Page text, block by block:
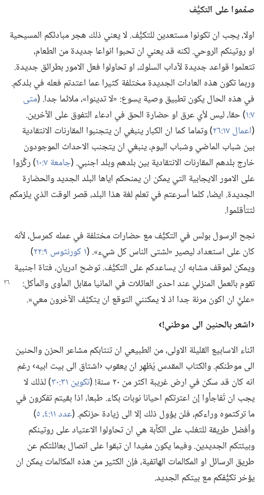
صمِّموا على التكيُّف
اولا،‏ يجب ان تكونوا مستعدين للتكيُّف.‏ لا يعني ذلك هجر مبادئكم المسيحية
او روتينكم الروحي.‏ لكنه قد يعني ان تحبوا انواعا جديدة من الطعام،‏
تتعلموا قواعد جديدة لآداب السلوك،‏ او تحاولوا فعل الامور بطرائق جديدة.‏
وربما تكون هذه العادات الجديدة مختلفة كثيرا عما اعتدتم فعله في بلدكم.‏
في هذه الحال يكون تطبيق وصية يسوع:‏ «لا تدينوا»،‏ ملائما جدا.‏ (‏متى
٧:‏١ ‏)‏ حقا،‏ ليس لأي عرق او حضارة الحق في ادعاء التفوق على الآخرين.‏
(‏اعمال ١٧:‏٢٦
‏)‏ وتماما كما ان الكبار ينبغي ان يتجنبوا المقارنات الانتقادية
بين شباب الماضي وشباب اليوم،‏ ينبغي ان يتجنب الاحداث الموجودون
خارج بلدهم المقارنات الانتقادية بين بلدهم وبلد اجنبي.‏ (‏جامعة ٧:‏١٠
‏)‏ ركِّزوا
على الامور الايجابية التي يمكن ان يمنحكم اياها البلد الجديد والحضارة
الجديدة.‏ ايضا،‏ كلما أسرعتم في تعلم لغة هذا البلد،‏ قصر الوقت الذي يلزمكم
لتتأقلموا.‏
نجح الرسول بولس في التكيُّف مع حضارات مختلفة في عمله كمرسل،‏ لأنه
كان على استعداد ليصير «لشتى الناس كل شيء».‏ (‏١ كورنثوس ٩:‏٢٢
‏)‏
ويمكن لموقف مشابه ان يساعدكم على التكيُّف.‏ توضح ادريان،‏ فتاة اجنبية
تقوم بالعمل المنزلي عند احدى العائلات في المانيا مقابل المأوى والمأكل:‏
«عليَّ ان اكون مرنة جدا اذ لا يمكنني التوقع ان يتكيَّف الآخرون معي».‏
‏‹اشعر بالحنين الى موطني!‏›‏
اثناء الاسابيع القليلة الاولى،‏ من الطبيعي ان تنتابكم مشاعر الحزن والحنين
الى موطنكم.‏ والكتاب المقدس يُظهِر ان يعقوب ‹اشتاق الى بيت ابيه› رغم
انه كان قد سكن في ارض غريبة اكثر من ٢٠ سنة!‏ (‏
تكوين ٣١:‏٣٠
‏)‏ لذلك لا
يجب ان تُفاجأوا إن اعترتكم احيانا نوبات بكاء.‏ طبعا،‏ اذا بقيتم تفكرون في
ما تركتموه وراءكم،‏ فلن يؤول ذلك إلا الى زيادة حزنكم.‏ (‏عدد ١١:‏٤،‏ ٥
‏)‏
وأفضل طريقة للتغلب على الكآبة هي ان تحاولوا الاعتياد على روتينكم
وبيئتكم الجديدين.‏ وفيما يكون مفيدا ان تبقوا على اتصال بعائلتكم عن
طريق الرسائل او المكالمات الهاتفية،‏ فإن الكثير من هذه المكالمات يمكن ان
يؤخر تكيُّفكم مع بيتكم الجديد.‏